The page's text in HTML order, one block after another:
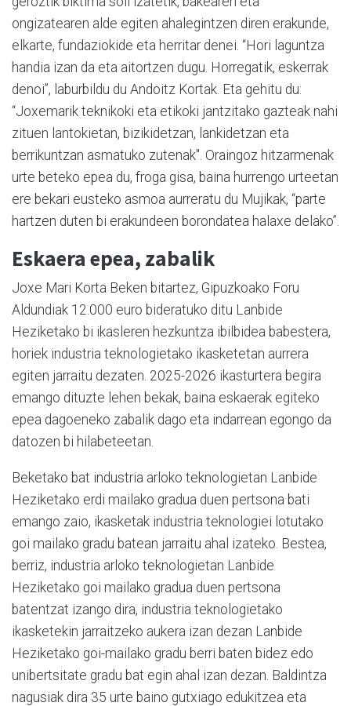
ongizatearen alde egiten ahalegintzen diren erakunde,
elkarte, fundaziokide eta herritar denei. “Hori laguntza
handia izan da eta aitortzen dugu. Horregatik, eskerrak
denoi”, laburbildu du Andoitz Kortak. Eta gehitu du:
“Joxemarik teknikoki eta etikoki jantzitako gazteak nahi
zituen lantokietan, bizikidetzan, lankidetzan eta
berrikuntzan asmatuko zutenak". Oraingoz hitzarmenak
urte beteko epea du, froga gisa, baina hurrengo urteetan
ere bekari eusteko asmoa aurreratu du Mujikak, “parte
hartzen duten bi erakundeen borondatea halaxe delako”.
Eskaera epea, zabalik
Joxe Mari Korta Beken bitartez, Gipuzkoako Foru
Aldundiak 12.000 euro bideratuko ditu Lanbide
Heziketako bi ikasleren hezkuntza ibilbidea babestera,
horiek industria teknologietako ikasketetan aurrera
egiten jarraitu dezaten. 2025-2026 ikasturtera begira
emango dituzte lehen bekak, baina eskaerak egiteko
epea dagoeneko zabalik dago eta indarrean egongo da
datozen bi hilabeteetan.
Beketako bat industria arloko teknologietan Lanbide
Heziketako erdi mailako gradua duen pertsona bati
emango zaio, ikasketak industria teknologiei lotutako
goi mailako gradu batean jarraitu ahal izateko. Bestea,
berriz, industria arloko teknologietan Lanbide
Heziketako goi mailako gradua duen pertsona
batentzat izango dira, industria teknologietako
ikasketekin jarraitzeko aukera izan dezan Lanbide
Heziketako goi-mailako gradu berri baten bidez edo
unibertsitate gradu bat egin ahal izan dezan. Baldintza
nagusiak dira 35 urte baino gutxiago edukitzea eta